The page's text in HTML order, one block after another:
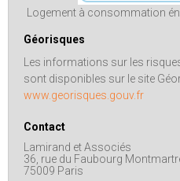
Logement à consommation
Géorisques
Les informations sur les
sont disponibles sur le site
www.georisques.gouv.fr
Contact
Lamirand et Associés
36, rue du Faubourg
75009 Paris